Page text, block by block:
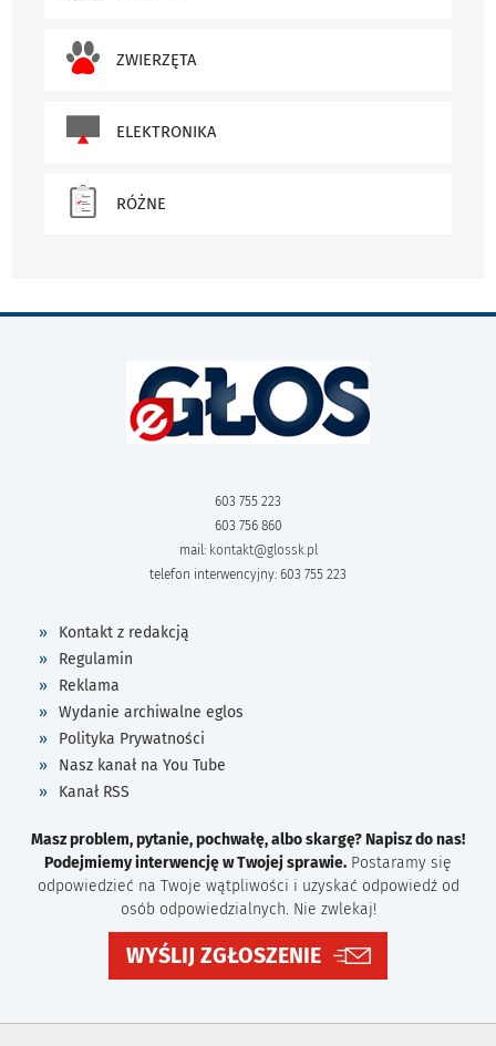
ZWIERZĘTA
ELEKTRONIKA
RÓŻNE
603 755 223
603 756 860
mail: kontakt@glossk.pl
telefon interwencyjny: 603 755 223
Kontakt z redakcją
Regulamin
Reklama
Wydanie archiwalne eglos
Polityka Prywatności
Nasz kanał na You Tube
Kanał RSS
Masz problem, pytanie, pochwałę, albo skargę? Napisz do nas!
Podejmiemy interwencję w Twojej sprawie. Postaramy się
odpowiedzieć na Twoje wątpliwości i uzyskać odpowiedź od
osób odpowiedzialnych. Nie zwlekaj!
WYŚLIJ ZGŁOSZENIE